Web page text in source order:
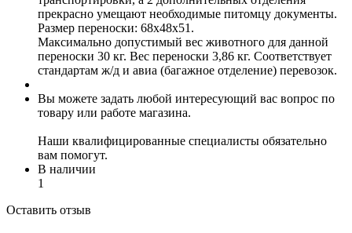
прекрасно умещают необходимые питомцу документы.
Размер переноски: 68х48х51.
Максимально допустимый вес животного для данной
переноски 30 кг. Вес переноски 3,86 кг. Соответствует
стандартам ж/д и авиа (багажное отделение) перевозок.
Вы можете задать любой интересующий вас вопрос по
товару или работе магазина.
Наши квалифицированные специалисты обязательно
вам помогут.
В наличии
1
Оставить отзыв